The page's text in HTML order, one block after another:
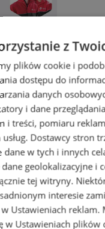
z
plików cookie i
dostępu do
danych
i dane
i treści, pomiaru
Dostawcy stron
dane w tych i innych
geolokalizacyjne i
tej witryny.
interesie
Ustawieniach reklam.
w Ustawieniach plików